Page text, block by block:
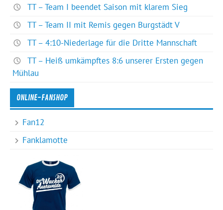
TT – Team I beendet Saison mit klarem Sieg
TT – Team II mit Remis gegen Burgstädt V
TT – 4:10-Niederlage für die Dritte Mannschaft
TT – Heiß umkämpftes 8:6 unserer Ersten gegen
Mühlau
ONLINE-FANSHOP
Fan12
Fanklamotte